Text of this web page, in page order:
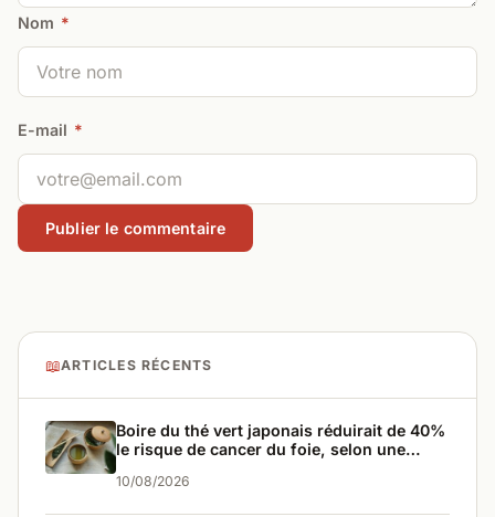
Nom *
E-mail *
📖ARTICLES RÉCENTS
Boire du thé vert japonais réduirait de 40%
le risque de cancer du foie, selon une
10/08/2026